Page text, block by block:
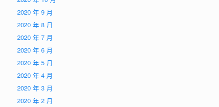
2020 年 9 月
2020 年 8 月
2020 年 7 月
2020 年 6 月
2020 年 5 月
2020 年 4 月
2020 年 3 月
2020 年 2 月